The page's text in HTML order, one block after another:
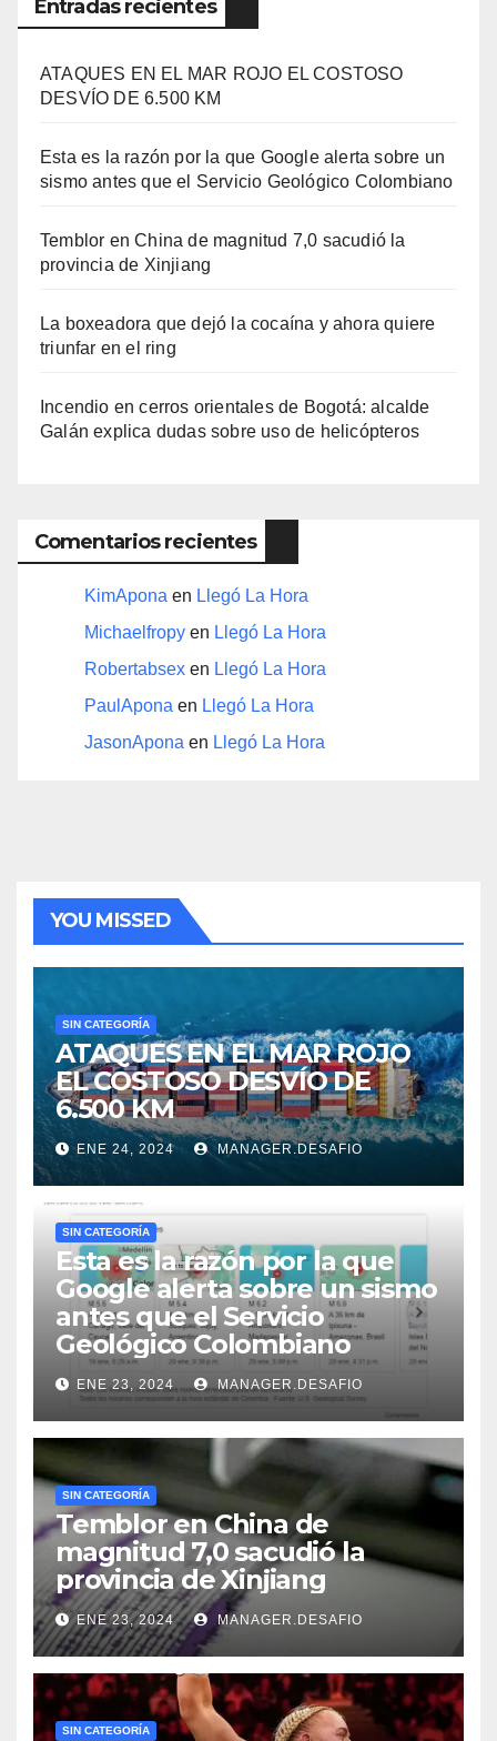
Entradas recientes
ATAQUES EN EL MAR ROJO EL COSTOSO
DESVÍO DE 6.500 KM
Esta es la razón por la que Google alerta sobre un
sismo antes que el Servicio Geológico Colombiano
Temblor en China de magnitud 7,0 sacudió la
provincia de Xinjiang
La boxeadora que dejó la cocaína y ahora quiere
triunfar en el ring​
Incendio en cerros orientales de Bogotá: alcalde
Galán explica dudas sobre uso de helicópteros
Comentarios recientes
KimApona en Llegó La Hora
Michaelfropy en Llegó La Hora
Robertabsex en Llegó La Hora
PaulApona en Llegó La Hora
JasonApona en Llegó La Hora
YOU MISSED
SIN CATEGORÍA
ATAQUES EN EL MAR ROJO
EL COSTOSO DESVÍO DE
6.500 KM
ENE 24, 2024 MANAGER.DESAFIO
SIN CATEGORÍA
Esta es la razón por la que
Google alerta sobre un sismo
antes que el Servicio
Geológico Colombiano
ENE 23, 2024 MANAGER.DESAFIO
SIN CATEGORÍA
Temblor en China de
magnitud 7,0 sacudió la
provincia de Xinjiang
ENE 23, 2024 MANAGER.DESAFIO
SIN CATEGORÍA